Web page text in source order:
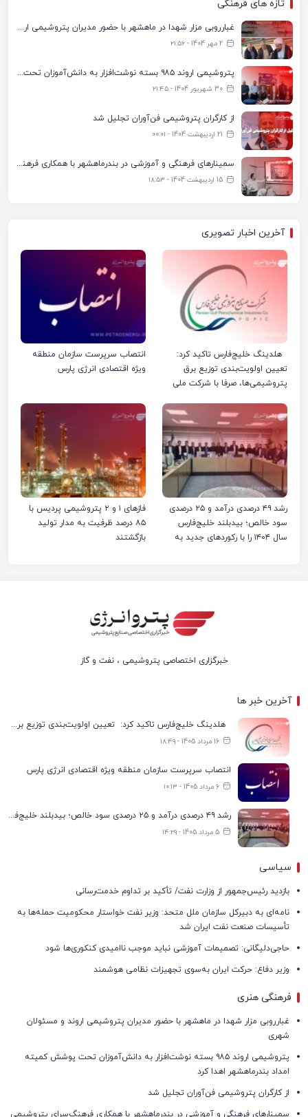
تازه های فرهنگی
غبارروبی مزار شهدا در ماهشهر با حضور مدیران پتروشیمی اروند و مسئولان شهری
2 مهر 1404 - ۲۱:۵۶
پتروشیمی اروند ۹۸۵ بسته نوشت‌افزار به دانش‌آموزان تحت پوشش کمیته امداد بندرماهشهر اهدا کرد
30 شهریور 1404 - ۲۱:۴۵
از کارگران پتروشیمی فن‌آوران تجلیل شد
21 اردیبهشت 1404 - ۰۰:۰۱
سمینارهای فرهنگی و آموزشی در بندرماهشهر با همکاری فرهنگ‌سرای پتروشیمی مارون
15 اردیبهشت 1404 - ۱۸:۵۳
آخرین اخبار تصویری
هلدینگ خلیج‌فارس تاکید کرد:
تعیین اولویت‌بندی توزیع برق
پتروشیمی‌ها، صرفا با شرکت ملی
انتصاب سرپرست سازمان منطقه
ویژه اقتصادی انرژی پارس
رشد ۴۹ درصدی درآمد و ۲۵ درصدی
سود خالص؛ بیدبلند خلیج‌فارس
سال ۱۴۰۴ را با رکوردهای جدید به
فازهای ۱ و ۲ پتروشیمی پردیس با
۸۵ درصد ظرفیت به مدار تولید
بازگشتند
خبرگزاری اختصاصی پتروشیمی ، نفت و گاز
آخرین خبر ها
هلدینگ خلیج‌فارس تاکید کرد: تعیین اولویت‌بندی توزیع برق پتروشیمی‌ها، صرفا با شرکت ملی صنایع پتروشیمی ایران است
16 مرداد 1405 - ۱۸:۴۹
انتصاب سرپرست سازمان منطقه ویژه اقتصادی انرژی پارس
6 مرداد 1405 - ۱۰:۱۳
رشد ۴۹ درصدی درآمد و ۲۵ درصدی سود خالص؛ بیدبلند خلیج‌فارس سال ۱۴۰۴ را با رکوردهای جدید به پایان رساند
5 مرداد 1405 - ۱۴:۲۹
سیاسی
بازدید رئیس‌جمهور از وزارت نفت/ تأکید بر تداوم خدمت‌رسانی
نامه‌ای به دبیرکل سازمان ملل متحد: وزیر نفت خواستار محکومیت حمله‌ها به
تأسیسات صنعت نفت ایران شد
حاجی‌دلیگانی: تصمیمات آموزشی نباید موجب ناامیدی کنکوری‌ها شود
وزیر دفاع: حرکت ایران به‌سوی تجهیزات نظامی هوشمند
فرهنگی هنری
غبارروبی مزار شهدا در ماهشهر با حضور مدیران پتروشیمی اروند و مسئولان
شهری
پتروشیمی اروند ۹۸۵ بسته نوشت‌افزار به دانش‌آموزان تحت پوشش کمیته
امداد بندرماهشهر اهدا کرد
از کارگران پتروشیمی فن‌آوران تجلیل شد
سمینارهای فرهنگی و آموزشی در بندرماهشهر با همکاری فرهنگ‌سرای پتروشیمی